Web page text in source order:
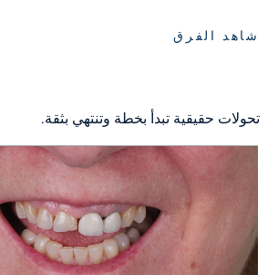
شاهد الفرق
تحولات حقيقية تبدأ بخطة وتنتهي بثقة.